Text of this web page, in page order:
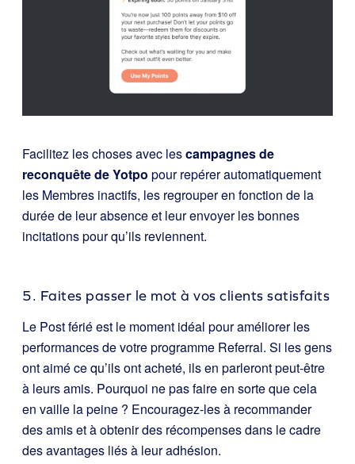
Facilitez les choses avec lescampagnes de
reconquête de Yotpo pour repérer automatiquement
les Membres inactifs, les regrouper en fonction de la
durée de leur absence et leur envoyer les bonnes
incitations pour qu’ils reviennent.
5. Faites passer le mot à vos clients satisfaits
Le Post férié est le moment idéal pour améliorer les
performances de votre programme Referral. Si les gens
ont aimé ce qu’ils ont acheté, ils en parleront peut-être
à leurs amis. Pourquoi ne pas faire en sorte que cela
en vaille la peine ? Encouragez-les à recommander
des amis et à obtenir des récompenses dans le cadre
des avantages liés à leur adhésion.